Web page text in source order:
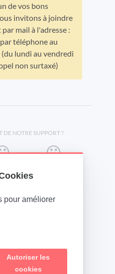
pour améliorer
Autoriser les
cookies
de vos bons
invitons à joindre
mail à l'adresse :
téléphone au
lundi au vendredi
non surtaxé)
DE NOTRE SUPPORT ?